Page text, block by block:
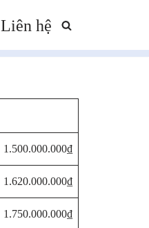
Liên hệ
1.500.000.000₫
1.620.000.000₫
1.750.000.000₫